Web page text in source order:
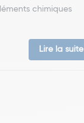
chimiques
Lire la suite